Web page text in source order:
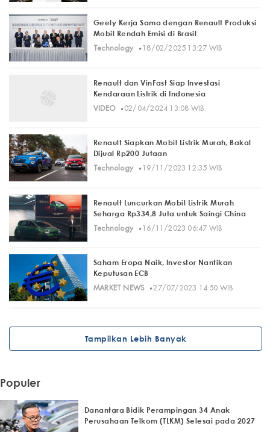
Geely Kerja Sama dengan Renault Produksi
Mobil Rendah Emisi di Brasil
Technology
· 18/02/2025 13:27 WIB
Renault dan VinFast Siap Investasi
Kendaraan Listrik di Indonesia
VIDEO· 02/04/2024 13:08 WIB
Renault Siapkan Mobil Listrik Murah, Bakal
Dijual Rp200 Jutaan
Technology
· 19/11/2023 12:35 WIB
Renault Luncurkan Mobil Listrik Murah
Seharga Rp334,8 Juta untuk Saingi China
Technology
· 16/11/2023 06:47 WIB
Saham Eropa Naik, Investor Nantikan
Keputusan ECB
MARKET NEWS· 27/07/2023 14:50 WIB
Tampilkan Lebih Banyak
Populer
Danantara Bidik Perampingan 34 Anak
Perusahaan Telkom (TLKM) Selesai pada 2027